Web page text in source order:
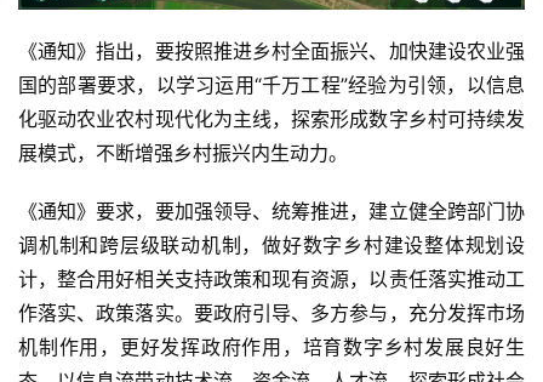
《通知》指出，要按照推进乡村全面振兴、加快建设农业强
国的部署要求，以学习运用“千万工程”经验为引领，以信息
化驱动农业农村现代化为主线，探索形成数字乡村可持续发
展模式，不断增强乡村振兴内生动力。
《通知》要求，要加强领导、统筹推进，建立健全跨部门协
调机制和跨层级联动机制，做好数字乡村建设整体规划设
计，整合用好相关支持政策和现有资源，以责任落实推动工
作落实、政策落实。要政府引导、多方参与，充分发挥市场
机制作用，更好发挥政府作用，培育数字乡村发展良好生